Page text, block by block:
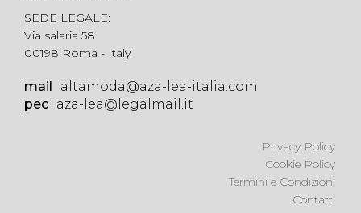
SEDE LEGALE:
Via salaria 58
00198 Roma - Italy
mail
altamoda@aza-lea-italia.com
pec aza-lea@legalmail.it
Privacy Policy
Cookie Policy
Termini e Condizioni
Contatti